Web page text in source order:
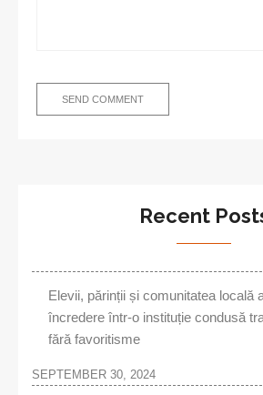
Recent
Elevii, părinții și comunitatea locală
încredere într-o instituție condusă
fără favoritisme
SEPTEMBER 30, 2024